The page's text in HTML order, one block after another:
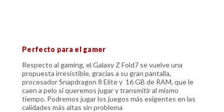
Perfecto para el gamer
Respecto al gaming, el Galaxy Z Fold7 se vuelve una
propuesta irresistible, gracias a su gran pantalla,
procesador Snapdragon 8 Elite y 16 GB de RAM, que le
caen a pelo si queremos jugar y transmitir al mismo
tiempo. Podremos jugar los juegos más exigentes en las
calidades más altas sin problema